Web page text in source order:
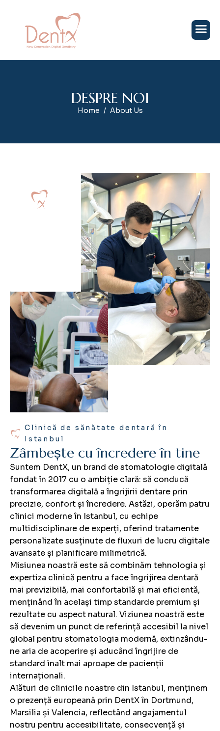
DESPRE NOI
Home About Us
Clinică de sănătate dentară în
Istanbul
Zâmbește cu încredere în tine
Suntem DentX, un brand de stomatologie digitală
fondat în 2017 cu o ambiție clară: să conducă
transformarea digitală a îngrijirii dentare prin
precizie, confort și încredere. Astăzi, operăm patru
clinici moderne în Istanbul, cu echipe
multidisciplinare de experți, oferind tratamente
personalizate susținute de fluxuri de lucru digitale
avansate și planificare milimetrică.
Misiunea noastră este să combinăm tehnologia și
expertiza clinică pentru a face îngrijirea dentară
mai previzibilă, mai confortabilă și mai eficientă,
menținând în același timp standarde premium și
rezultate cu aspect natural. Viziunea noastră este
să devenim un punct de referință accesibil la nivel
global pentru stomatologia modernă, extinzându-
ne aria de acoperire și aducând îngrijire de
standard înalt mai aproape de pacienții
internaționali.
Alături de clinicile noastre din Istanbul, menținem
o prezență europeană prin DentX în Dortmund,
Marsilia și Valencia, reflectând angajamentul
nostru pentru accesibilitate, consecvență și